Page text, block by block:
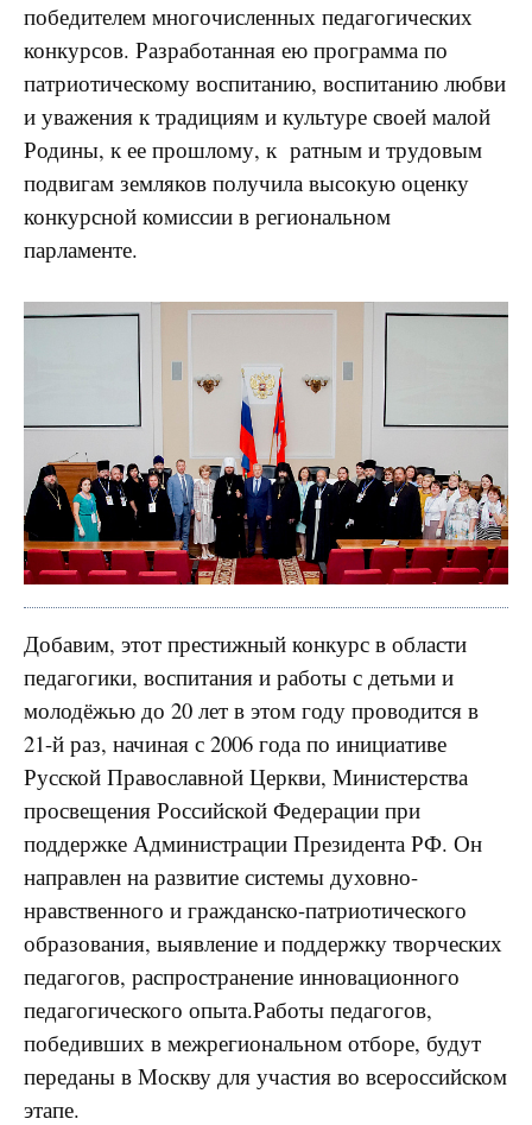
победителем многочисленных педагогических
конкурсов. Разработанная ею программа по
патриотическому воспитанию, воспитанию любви
и уважения к традициям и культуре своей малой
Родины, к ее прошлому, к ратным и трудовым
подвигам земляков получила высокую оценку
конкурсной комиссии в региональном
парламенте.
Добавим, этот престижный конкурс в области
педагогики, воспитания и работы с детьми и
молодёжью до 20 лет в этом году проводится в
21-й раз, начиная с 2006 года по инициативе
Русской Православной Церкви, Министерства
просвещения Российской Федерации при
поддержке Администрации Президента РФ. Он
направлен на развитие системы духовно-
нравственного и гражданско-патриотического
образования, выявление и поддержку творческих
педагогов, распространение инновационного
педагогического опыта.Работы педагогов,
победивших в межрегиональном отборе, будут
переданы в Москву для участия во всероссийском
этапе.